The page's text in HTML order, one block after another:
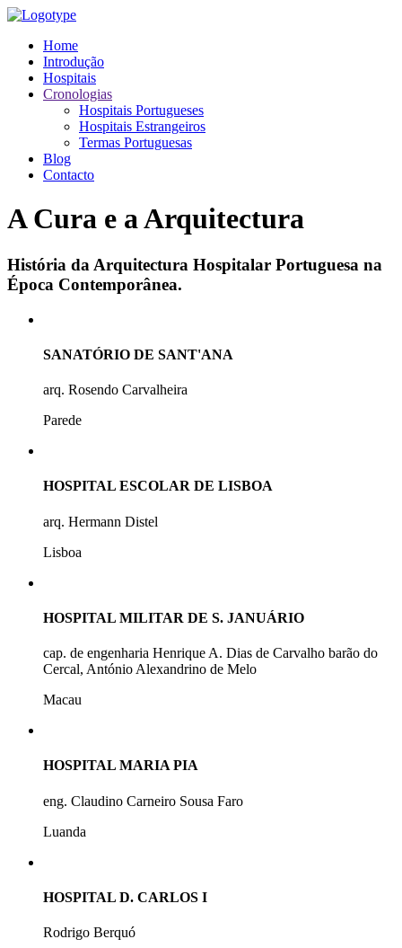
Home
Introdução
Hospitais
Cronologias
Hospitais Portugueses
Hospitais Estrangeiros
Termas Portuguesas
Blog
Contacto
A Cura e a Arquitectura
História da Arquitectura Hospitalar Portuguesa na
Época Contemporânea.
SANATÓRIO DE SANT'ANA
arq. Rosendo Carvalheira
Parede
HOSPITAL ESCOLAR DE LISBOA
arq. Hermann Distel
Lisboa
HOSPITAL MILITAR DE S. JANUÁRIO
cap. de engenharia Henrique A. Dias de Carvalho barão do
Cercal, António Alexandrino de Melo
Macau
HOSPITAL MARIA PIA
eng. Claudino Carneiro Sousa Faro
Luanda
HOSPITAL D. CARLOS I
Rodrigo Berquó